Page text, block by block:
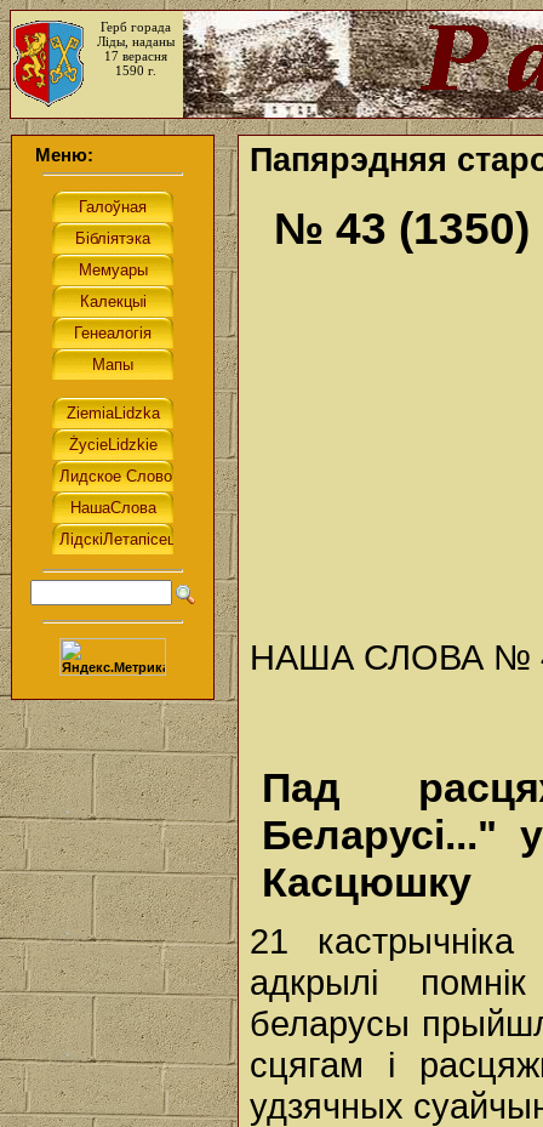
Герб горада
Ліды, наданы
17 верасня
1590 г.
Меню: Папярэдняя
№ 43 (1350)
НАША СЛОВА № 43
Пад
Беларусі..."
Касцюшку
21
адкрылі
беларусы
сцягам і
удзячных